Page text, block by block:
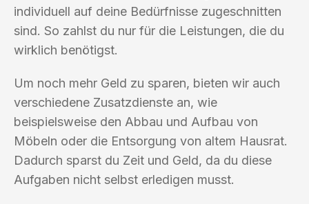
individuell auf deine Bedürfnisse zugeschnitten
sind. So zahlst du nur für die Leistungen, die du
wirklich benötigst.
Um noch mehr Geld zu sparen, bieten wir auch
verschiedene Zusatzdienste an, wie
beispielsweise den Abbau und Aufbau von
Möbeln oder die Entsorgung von altem Hausrat.
Dadurch sparst du Zeit und Geld, da du diese
Aufgaben nicht selbst erledigen musst.